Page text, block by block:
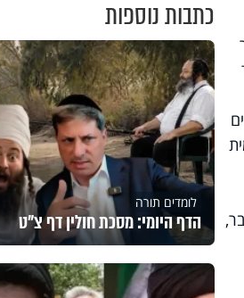
כתבות נוספות
לומדים תורה
הדף היומי: מסכת חולין דף צ"ט